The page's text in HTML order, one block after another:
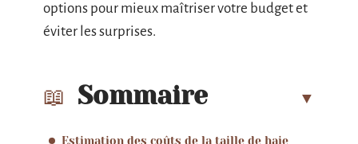
options pour mieux maîtriser votre budget et
éviter les surprises.
Sommaire
Estimation des coûts de la taille de haie